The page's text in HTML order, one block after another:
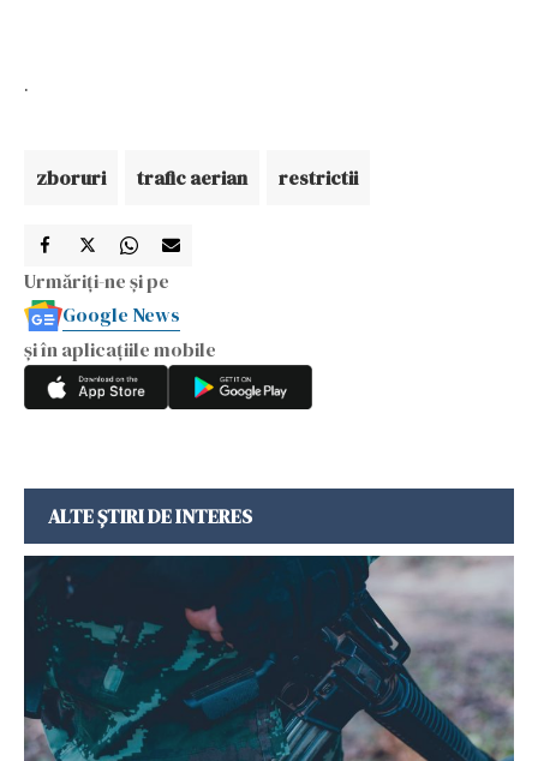
.
zboruri trafic aerian restrictii
Urmăriți-ne și pe
Google News
și în aplicațiile mobile
ALTE ȘTIRI DE INTERES